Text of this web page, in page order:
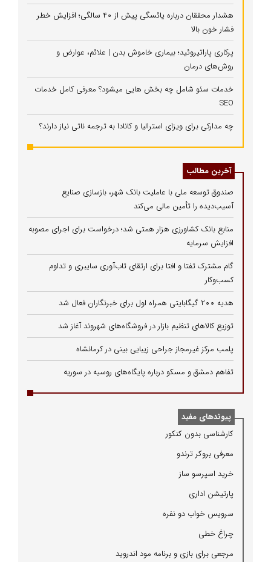
هشدار محققان درباره یائسگی پیش از ۴۰ سالگی؛ افزایش خطر
فشار خون بالا
پرکاری پاراتیروئید؛ بیماری خاموش بدن | علائم، عوارض و
روش‌های درمان
خدمات سئو شامل چه بخش هایی میشود؟ معرفی کامل خدمات
SEO
چه مدارکی برای ویزای استرالیا و کانادا به ترجمه ناتی نیاز دارند؟
آخرین مطالب
صندوق توسعه ملی با عاملیت بانک شهر، بازسازی صنایع
آسیب‌دیده را تأمین مالی می‌کند
منابع بانک کشاورزی هزار همتی شد؛ درخواست برای اجرای مصوبه
افزایش سرمایه
گام مشترک تفتا و افتا برای ارتقای تاب‌آوری سایبری و تداوم
کسب‌وکار
هدیه ۲۰۰ گیگابایتی همراه اول برای خبرنگاران فعال شد
توزیع کالاهای تنظیم بازار در فروشگاه‌های شهروند آغاز شد
پلمب مرکز غیرمجاز جراحی زیبایی بینی در کرمانشاه
تفاهم دمشق و مسکو درباره پایگاه‌های روسیه در سوریه
پیوندهای مفید
كارشناسی بدون كنكور
معرفی بروكر ترندو
خرید اسپرسو ساز
پارتیشن اداری
سرویس خواب دو نفره
چراغ خطی
مرجعی برای بازی و برنامه مود اندروید